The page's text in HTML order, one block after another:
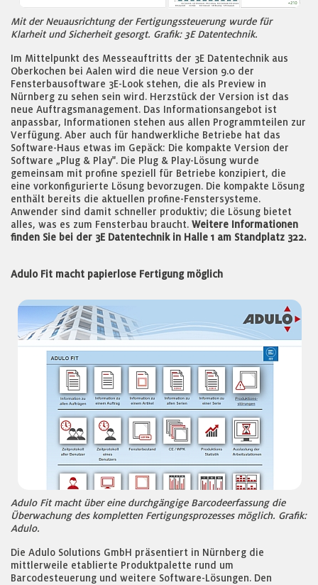
Mit der Neuausrichtung der Fertigungssteuerung wurde für
Klarheit und Sicherheit gesorgt. Grafik: 3E Datentechnik.
Im Mittelpunkt des Messeauftritts der 3E Datentechnik aus
Oberkochen bei Aalen wird die neue Version 9.0 der
Fensterbausoftware 3E-Look stehen, die als Preview in
Nürnberg zu sehen sein wird. Herzstück der Version ist das
neue Auftragsmanagement. Das Informationsangebot ist
anpassbar, Informationen stehen aus allen Programmteilen zur
Verfügung. Aber auch für handwerkliche Betriebe hat das
Software-Haus etwas im Gepäck: Die kompakte Version der
Software „Plug & Play". Die Plug & Play-Lösung wurde
gemeinsam mit profine speziell für Betriebe konzipiert, die
eine vorkonfigurierte Lösung bevorzugen. Die kompakte Lösung
enthält bereits die aktuellen profine-Fenstersysteme.
Anwender sind damit schneller produktiv; die Lösung bietet
alles, was es zum Fensterbau braucht. Weitere Informationen
finden Sie bei der 3E Datentechnik in Halle 1 am Standplatz 322.
Adulo Fit macht papierlose Fertigung möglich
Adulo Fit macht über eine durchgängige Barcodeerfassung die
Überwachung des kompletten Fertigungsprozesses möglich. Grafik:
Adulo.
Die Adulo Solutions GmbH präsentiert in Nürnberg die
mittlerweile etablierte Produktpalette rund um
Barcodesteuerung und weitere Software-Lösungen. Den